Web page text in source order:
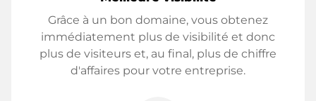
Grâce à un bon domaine, vous obtenez
immédiatement plus de visibilité et donc
plus de visiteurs et, au final, plus de chiffre
d'affaires pour votre entreprise.